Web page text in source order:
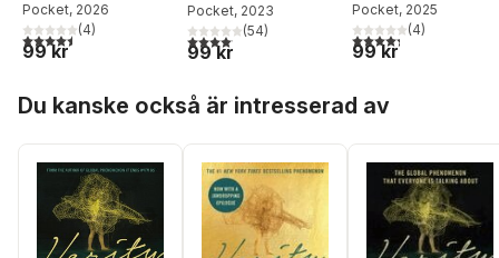
Pocket, 2026
4,5utav 5 stjärnor. Totalt antal röster:
(4)
99 kr
Pocket, 2023
4,1utav 5 stjärnor. Totalt antal röster:
(54)
99 kr
Pocket, 2025
4,3utav 5 stjärnor.
(4)
99 kr
Du kanske också är intresserad av